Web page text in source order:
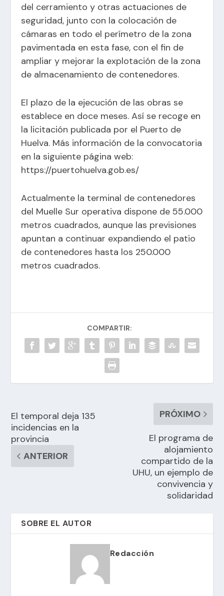
del cerramiento y otras actuaciones de
seguridad, junto con la colocación de
cámaras en todo el perímetro de la zona
pavimentada en esta fase, con el fin de
ampliar y mejorar la explotación de la zona
de almacenamiento de contenedores.
El plazo de la ejecución de las obras se
establece en doce meses. Así se recoge en
la licitación publicada por el Puerto de
Huelva. Más información de la convocatoria
en la siguiente página web:
https://puertohuelva.gob.es/
Actualmente la terminal de contenedores
del Muelle Sur operativa dispone de 55.000
metros cuadrados, aunque las previsiones
apuntan a continuar expandiendo el patio
de contenedores hasta los 250.000
metros cuadrados.
COMPARTIR:
El temporal deja 135
incidencias en la
provincia
ANTERIOR
PRÓXIMO
El programa de
alojamiento
compartido de la
UHU, un ejemplo de
convivencia y
solidaridad
SOBRE EL AUTOR
Redacción